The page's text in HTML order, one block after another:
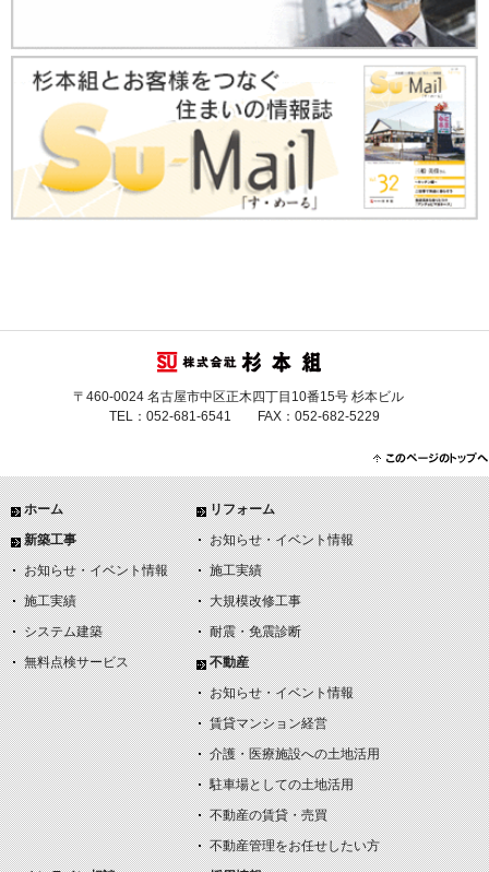
〒460-0024 名古屋市中区正木四丁目10番15号 杉本ビル
TEL：052-681-6541 FAX：052-682-5229
ホーム
新築工事
お知らせ・イベント情報
施工実績
システム建築
無料点検サービス
リフォーム
お知らせ・イベント情報
施工実績
大規模改修工事
耐震・免震診断
不動産
お知らせ・イベント情報
賃貸マンション経営
介護・医療施設への土地活用
駐車場としての土地活用
不動産の賃貸・売買
不動産管理をお任せしたい方